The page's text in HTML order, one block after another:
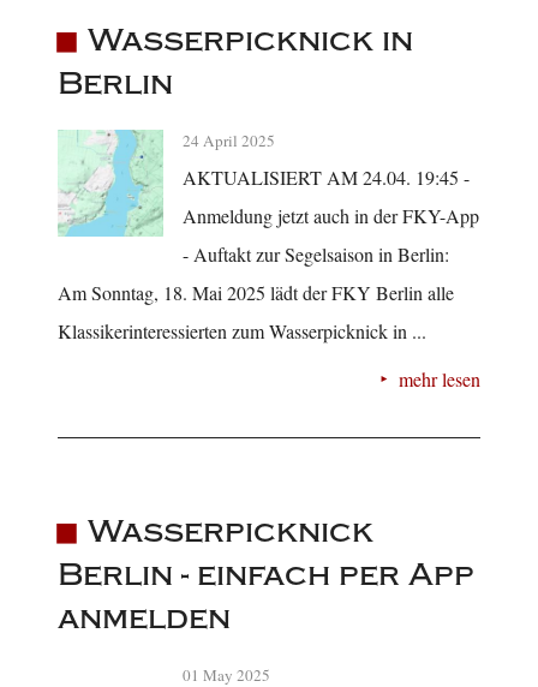
Wasserpicknick in
Berlin
24 April 2025
AKTUALISIERT AM 24.04. 19:45 -
Anmeldung jetzt auch in der FKY-App
- Auftakt zur Segelsaison in Berlin:
Am Sonntag, 18. Mai 2025 lädt der FKY Berlin alle
Klassikerinteressierten zum Wasserpicknick in ...
mehr lesen
Wasserpicknick
Berlin - einfach per App
anmelden
01 May 2025